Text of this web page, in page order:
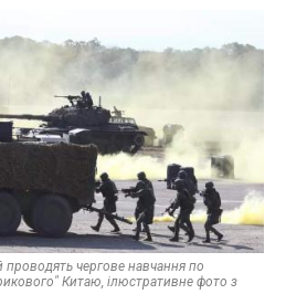
проводять чергове навчання по
Китаю, ілюстративне фото з